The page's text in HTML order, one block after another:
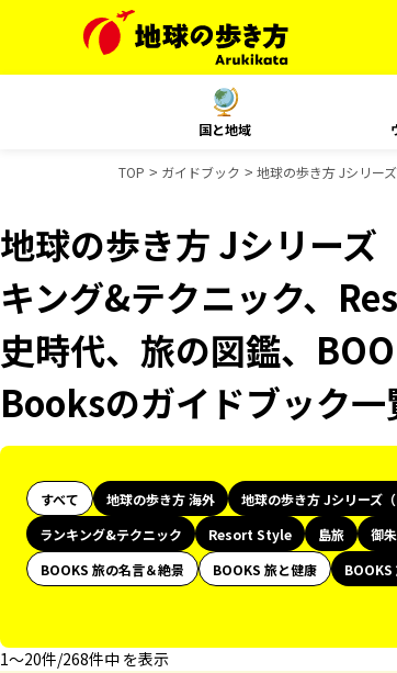
国と地域
TOP ガイドブック 地球の歩き方 Jシリー
地球の歩き方 Jシリー
キング&テクニック、
史時代、旅の図鑑、
Booksのガイドブック一
すべて 地球の歩き方 海外 地球の歩き方 Jシリーズ（
ランキング&テクニック
Resort Style 島旅 御
BOOKS 旅の名言＆絶景
BOOKS 旅と健康 BOOKS
1〜20件/268件中 を表示